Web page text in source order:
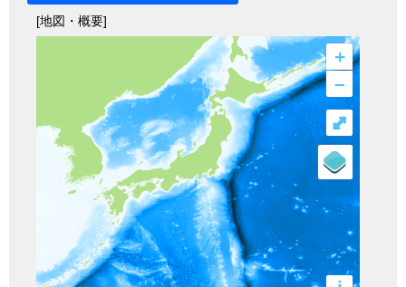
[地図・概要]
+
–
⤢